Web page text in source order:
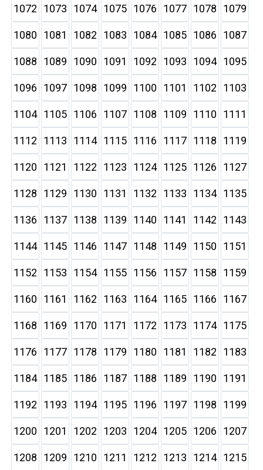
1072 1073 1074 1075 1076 1077 1078 1079
1080 1081 1082 1083 1084 1085 1086 1087
1088 1089 1090 1091 1092 1093 1094 1095
1096 1097 1098 1099 1100 1101 1102 1103
1104 1105 1106 1107 1108 1109 1110 1111
1112 1113 1114 1115 1116 1117 1118 1119
1120 1121 1122 1123 1124 1125 1126 1127
1128 1129 1130 1131 1132 1133 1134 1135
1136 1137 1138 1139 1140 1141 1142 1143
1144 1145 1146 1147 1148 1149 1150 1151
1152 1153 1154 1155 1156 1157 1158 1159
1160 1161 1162 1163 1164 1165 1166 1167
1168 1169 1170 1171 1172 1173 1174 1175
1176 1177 1178 1179 1180 1181 1182 1183
1184 1185 1186 1187 1188 1189 1190 1191
1192 1193 1194 1195 1196 1197 1198 1199
1200 1201 1202 1203 1204 1205 1206 1207
1208 1209 1210 1211 1212 1213 1214 1215